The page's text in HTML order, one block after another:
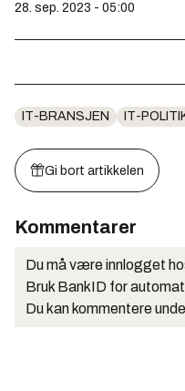
28. sep. 2023 - 05:00
IT-BRANSJEN IT-
Gi bort artikkelen
Kommentarer
Du må være innlogget
Bruk BankID for
Du kan kommentere